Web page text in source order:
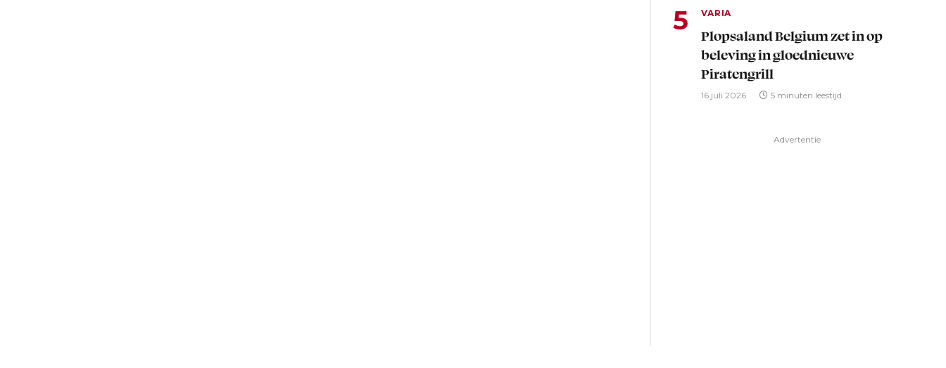
VARIA
Plopsaland Belgium zet in op
beleving in gloednieuwe
Piratengrill
16 juli 2026 5 minuten leestijd
Advertentie